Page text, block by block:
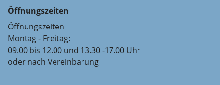
Öffnungszeiten
Öffnungszeiten
Montag - Freitag:
09.00 bis 12.00 und 13.30 -17.00 Uhr
oder nach Vereinbarung